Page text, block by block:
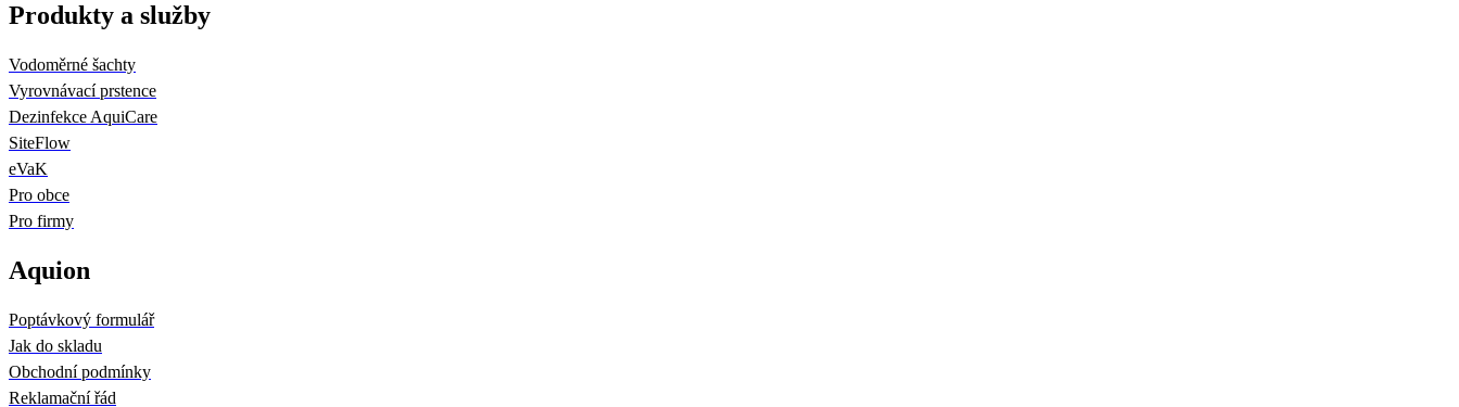
Produkty a služby
Vodoměrné šachty
Vyrovnávací prstence
Dezinfekce AquiCare
SiteFlow
eVaK
Pro obce
Pro firmy
Aquion
Poptávkový formulář
Jak do skladu
Obchodní podmínky
Reklamační řád